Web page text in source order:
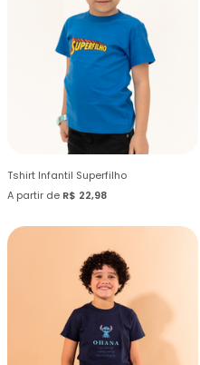
Tshirt Infantil Superfilho
A partir de R$ 22,98